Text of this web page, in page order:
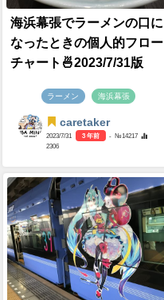
海浜幕張でラーメンの口に
なったときの個人的フロー
チャート🍜2023/7/31版
ラーメン 海浜幕張
caretaker
2023/7/31 3 年前
- №14217
2306